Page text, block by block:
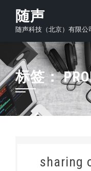
content
随声
随声科技（北京）有限公
标签：
sharing